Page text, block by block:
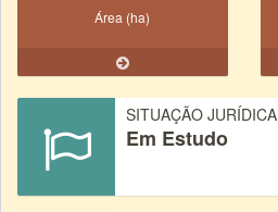
Área (ha)
SITUAÇÃO JURÍDICA
Em Estudo